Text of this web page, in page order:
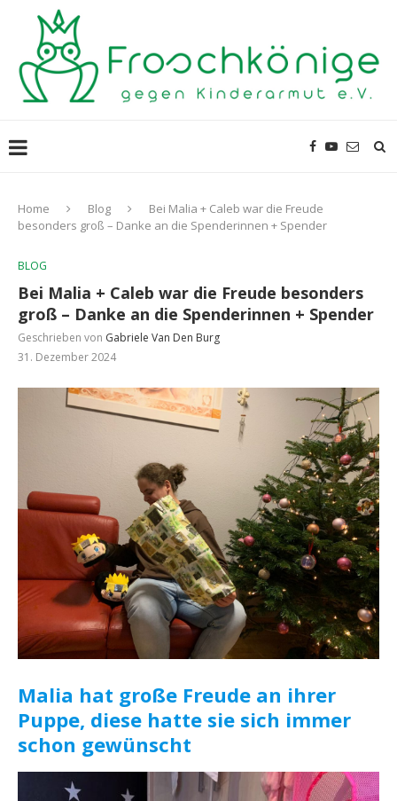
Home Blog
Bei Malia + Caleb war die Freude
besonders groß – Danke an die Spenderinnen + Spender
BLOG
Bei Malia + Caleb war die Freude besonders
groß – Danke an die Spenderinnen + Spender
Geschrieben von Gabriele Van Den Burg
31. Dezember 2024
Malia hat große Freude an ihrer
Puppe, diese hatte sie sich immer
schon gewünscht